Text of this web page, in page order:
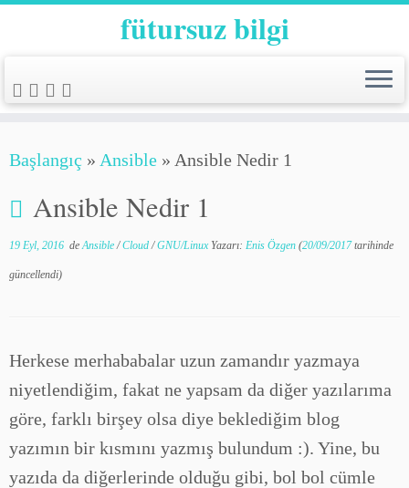
fütursuz bilgi
Başlangıç » Ansible » Ansible Nedir 1
Ansible Nedir 1
19 Eyl, 2016 deAnsible/Cloud/GNU/Linux Yazarı: Enis Özgen (20/09/2017tarihinde
güncellendi)
Herkese merhababalar uzun zamandır yazmaya
niyetlendiğim, fakat ne yapsam da diğer yazılarıma
göre, farklı birşey olsa diye beklediğim blog
yazımın bir kısmını yazmış bulundum :). Yine, bu
yazıda da diğerlerinde olduğu gibi, bol bol cümle